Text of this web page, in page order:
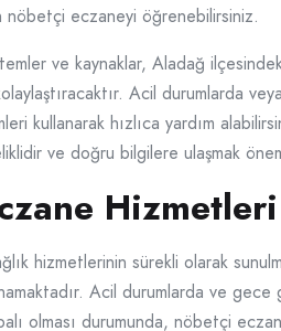
nöbetçi eczaneyi öğrenebilirsiniz.
ve kaynaklar, Aladağ
Acil durumlarda
kullanarak hızlıca yardım
ve doğru bilgilere ulaşmak
Hizmetleri
hizmetlerinin sürekli olarak
Acil durumlarda ve
olması durumunda, nöbetçi